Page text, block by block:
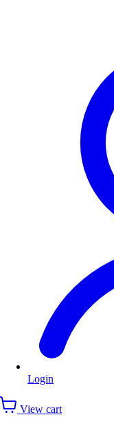
Login
View cart